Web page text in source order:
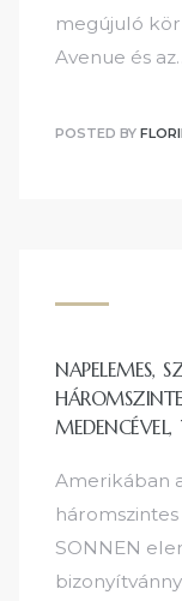
megújuló
Avenue és
POSTED BY
NAPELEMES,
Amerikában
SONNEN